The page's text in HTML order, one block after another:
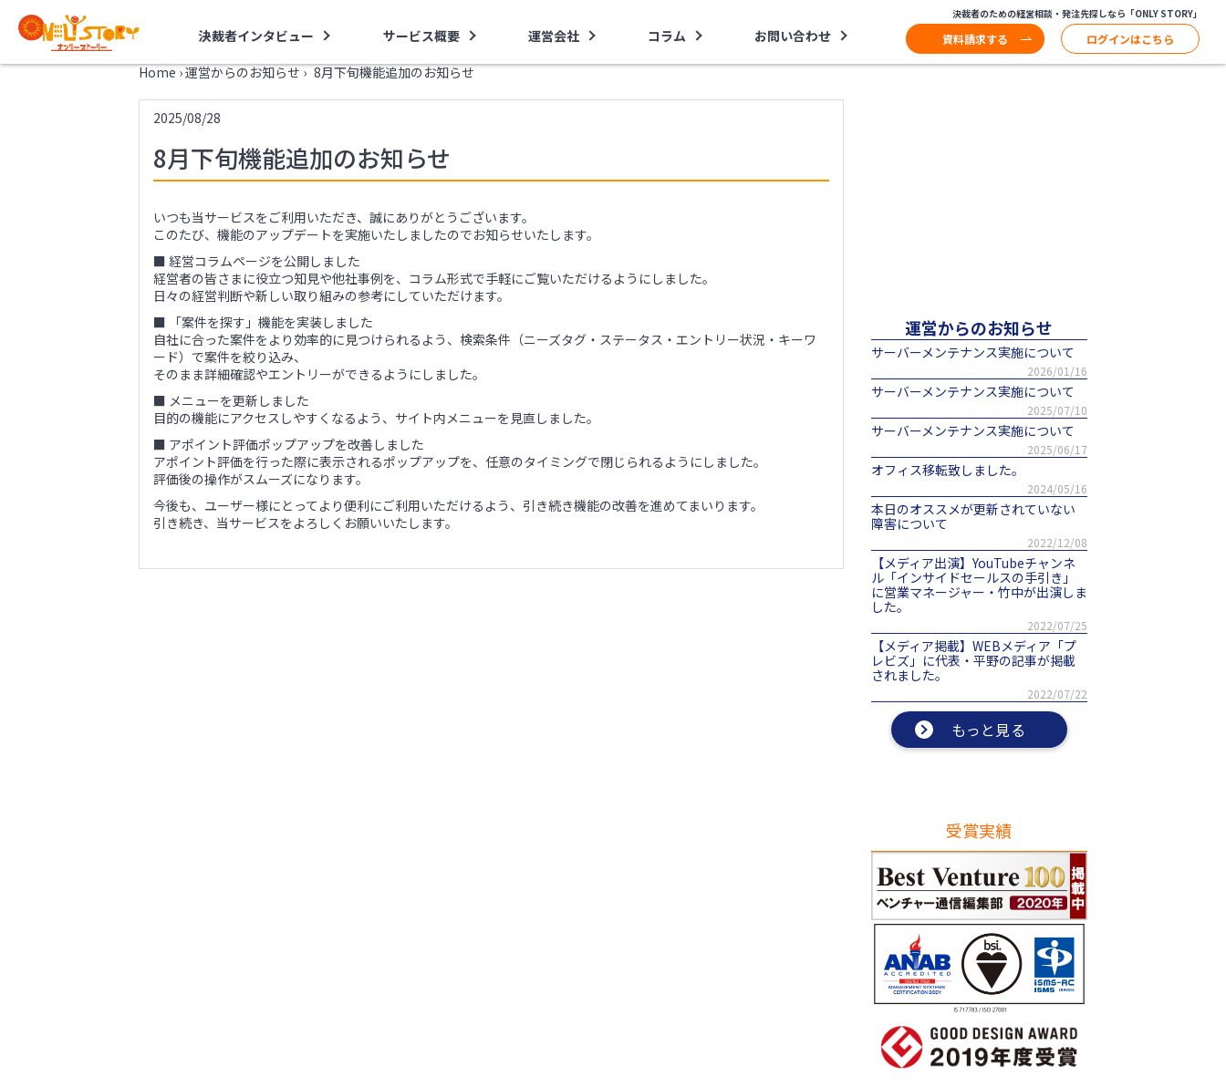
決裁者インタビュー サービス概要 運営会社 コラム お問い合わせ
決裁者のための経営相談・発注先探しなら「ONLY STORY」
資料請求する ログインはこちら
Home ›運営からのお知らせ › 8月下旬機能追加のお知らせ
2025/08/28
8月下旬機能追加のお知らせ
いつも当サービスをご利用いただき、誠にありがとうございます。
このたび、機能のアップデートを実施いたしましたのでお知らせいたします。
■ 経営コラムページを公開しました
経営者の皆さまに役立つ知見や他社事例を、コラム形式で手軽にご覧いただけるようにしました。
日々の経営判断や新しい取り組みの参考にしていただけます。
■ 「案件を探す」機能を実装しました
自社に合った案件をより効率的に見つけられるよう、検索条件（ニーズタグ・ステータス・エントリー状況・キーワ
ード）で案件を絞り込み、
そのまま詳細確認やエントリーができるようにしました。
■ メニューを更新しました
目的の機能にアクセスしやすくなるよう、サイト内メニューを見直しました。
■ アポイント評価ポップアップを改善しました
アポイント評価を行った際に表示されるポップアップを、任意のタイミングで閉じられるようにしました。
評価後の操作がスムーズになります。
今後も、ユーザー様にとってより便利にご利用いただけるよう、引き続き機能の改善を進めてまいります。
引き続き、当サービスをよろしくお願いいたします。
運営からのお知らせ
サーバーメンテナンス実施について
2026/01/16
サーバーメンテナンス実施について
2025/07/10
サーバーメンテナンス実施について
2025/06/17
オフィス移転致しました。
2024/05/16
本日のオススメが更新されていない
障害について
2022/12/08
【メディア出演】YouTubeチャンネ
ル「インサイドセールスの手引き」
に営業マネージャー・竹中が出演しま
した。
2022/07/25
【メディア掲載】WEBメディア「プ
レビズ」に代表・平野の記事が掲載
されました。
2022/07/22
もっと見る
受賞実績